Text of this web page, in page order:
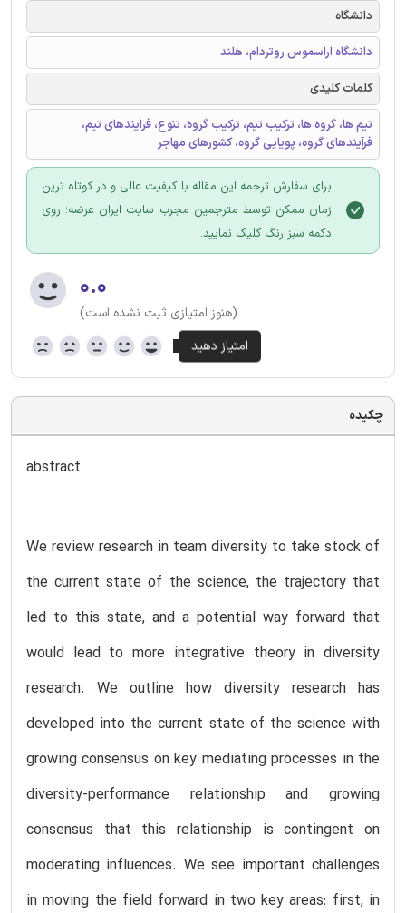
دانشگاه
دانشگاه اراسموس روتردام، هلند
کلمات کلیدی
تیم ها، گروه ها، ترکیب تیم، ترکیب گروه، تنوع، فرایندهای تیم،
فرآیندهای گروه، پویایی گروه، کشورهای مهاجر
برای سفارش ترجمه این مقاله با کیفیت عالی و در کوتاه ترین
زمان ممکن توسط مترجمین مجرب سایت ایران عرضه؛ روی
دکمه سبز رنگ کلیک نمایید.
۰.۰
(هنوز امتیازی ثبت نشده است)
چکیده
abstract
We review research in team diversity to take stock of
the current state of the science, the trajectory that
led to this state, and a potential way forward that
would lead to more integrative theory in diversity
research. We outline how diversity research has
developed into the current state of the science with
growing consensus on key mediating processes in the
diversity-performance relationship and growing
consensus that this relationship is contingent on
moderating influences. We see important challenges
in moving the field forward in two key areas: first, in